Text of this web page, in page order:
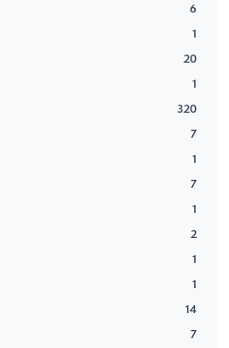
6
1
20
1
320
7
1
7
1
2
1
1
14
7